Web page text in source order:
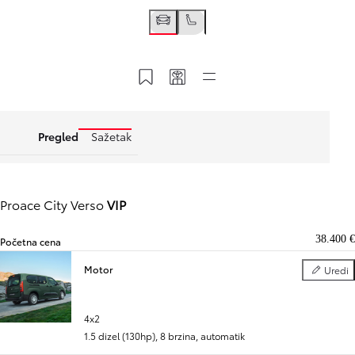
Slide Previous
Sačuvajte na vaš nalog
Vaš kod
Pregled Sažetak
Proace City VersoVIP
Početna cena 38.400 €
Motor Uredi
Motor
4x2
1.5 dizel (130hp), 8 brzina, automatik